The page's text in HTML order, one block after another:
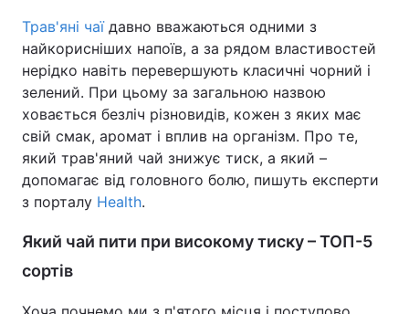
Трав'яні чаїдавно вважаються одними з
найкорисніших напоїв, а за рядом властивостей
нерідко навіть перевершують класичні чорний і
зелений. При цьому за загальною назвою
ховається безліч різновидів, кожен з яких має
свій смак, аромат і вплив на організм. Про те,
який трав'яний чай знижує тиск, а який –
допомагає від головного болю, пишуть експерти
з порталу Health.
Який чай пити при високому тиску – ТОП-5
сортів